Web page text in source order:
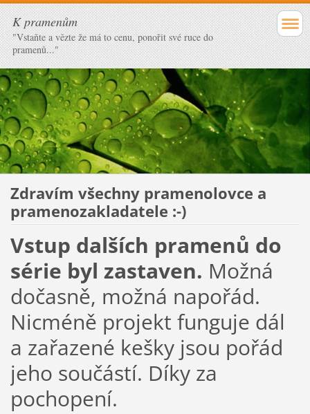
K pramenům
"Vstaňte a vězte že má to cenu, ponořit své ruce do
pramenů..."
Zdravím všechny pramenolovce a
pramenozakladatele :-)
Vstup dalších pramenů do
série byl zastaven. Možná
dočasně, možná napořád.
Nicméně projekt funguje dál
a zařazené kešky jsou pořád
jeho součástí. Díky za
pochopení.